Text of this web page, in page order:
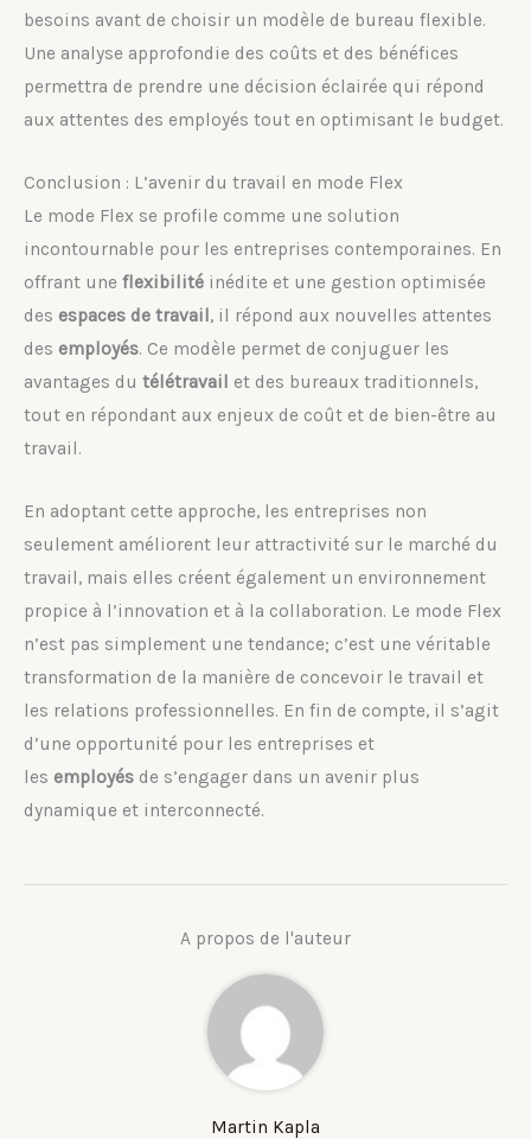
besoins avant de choisir un modèle de bureau flexible.
Une analyse approfondie des coûts et des bénéfices
permettra de prendre une décision éclairée qui répond
aux attentes des employés tout en optimisant le budget.
Conclusion : L’avenir du travail en mode Flex
Le mode Flex se profile comme une solution
incontournable pour les entreprises contemporaines. En
offrant une flexibilité inédite et une gestion optimisée
des espaces de travail, il répond aux nouvelles attentes
des employés. Ce modèle permet de conjuguer les
avantages du télétravail et des bureaux traditionnels,
tout en répondant aux enjeux de coût et de bien-être au
travail.
En adoptant cette approche, les entreprises non
seulement améliorent leur attractivité sur le marché du
travail, mais elles créent également un environnement
propice à l’innovation et à la collaboration. Le mode Flex
n’est pas simplement une tendance; c’est une véritable
transformation de la manière de concevoir le travail et
les relations professionnelles. En fin de compte, il s’agit
d’une opportunité pour les entreprises et
les employés de s’engager dans un avenir plus
dynamique et interconnecté.
A propos de l'auteur
Martin Kapla